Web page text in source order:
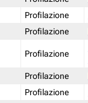
Profilazione
Profilazione
Profilazione
Profilazione
Profilazione